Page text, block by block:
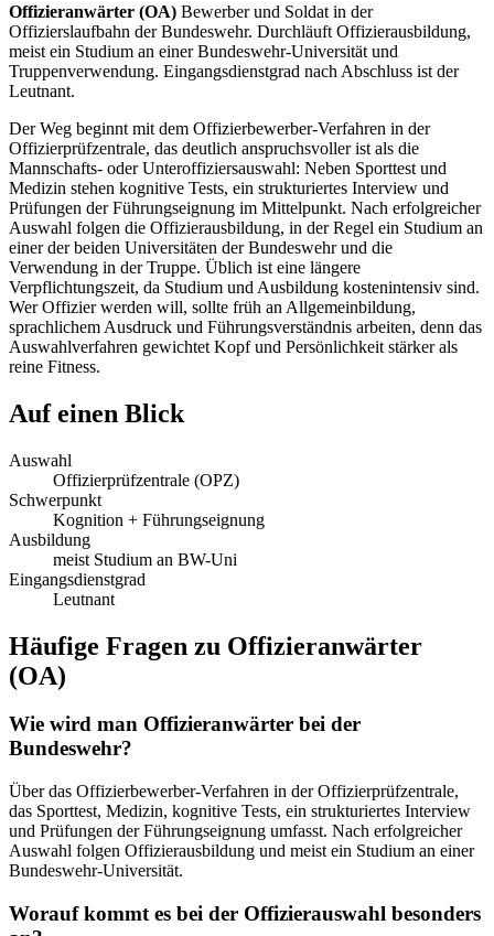
Offizieranwärter (OA) Bewerber und Soldat in der
Offizierslaufbahn der Bundeswehr. Durchläuft Offizierausbildung,
meist ein Studium an einer Bundeswehr-Universität und
Truppenverwendung. Eingangsdienstgrad nach Abschluss ist der
Leutnant.
Der Weg beginnt mit dem Offizierbewerber-Verfahren in der
Offizierprüfzentrale, das deutlich anspruchsvoller ist als die
Mannschafts- oder Unteroffiziersauswahl: Neben Sporttest und
Medizin stehen kognitive Tests, ein strukturiertes Interview und
Prüfungen der Führungseignung im Mittelpunkt. Nach erfolgreicher
Auswahl folgen die Offizierausbildung, in der Regel ein Studium an
einer der beiden Universitäten der Bundeswehr und die
Verwendung in der Truppe. Üblich ist eine längere
Verpflichtungszeit, da Studium und Ausbildung kostenintensiv sind.
Wer Offizier werden will, sollte früh an Allgemeinbildung,
sprachlichem Ausdruck und Führungsverständnis arbeiten, denn das
Auswahlverfahren gewichtet Kopf und Persönlichkeit stärker als
reine Fitness.
Auf einen Blick
Auswahl
Offizierprüfzentrale (OPZ)
Schwerpunkt
Kognition + Führungseignung
Ausbildung
meist Studium an BW-Uni
Eingangsdienstgrad
Leutnant
Häufige Fragen zu Offizieranwärter
(OA)
Wie wird man Offizieranwärter bei der
Bundeswehr?
Über das Offizierbewerber-Verfahren in der Offizierprüfzentrale,
das Sporttest, Medizin, kognitive Tests, ein strukturiertes Interview
und Prüfungen der Führungseignung umfasst. Nach erfolgreicher
Auswahl folgen Offizierausbildung und meist ein Studium an einer
Bundeswehr-Universität.
Worauf kommt es bei der Offizierauswahl besonders